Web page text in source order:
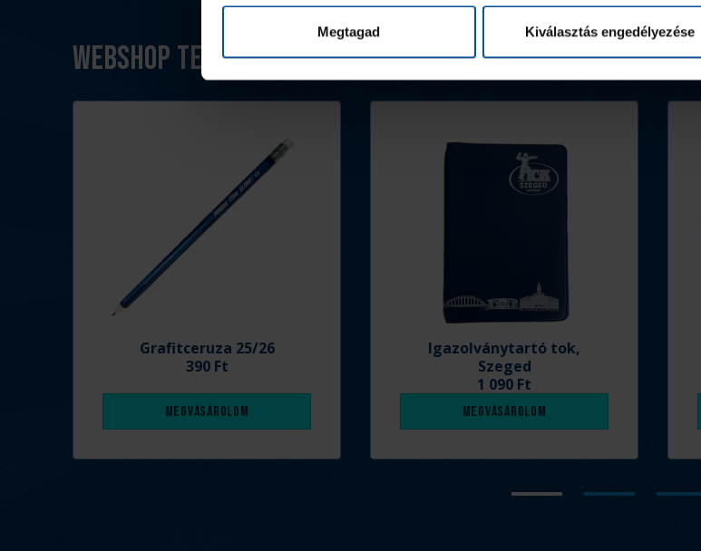
Megtagad Kiválasztás engedélyezése
Webshop termékek
Grafitceruza 25/26
390 Ft
Megvásárolom
Igazolványtartó tok,
Szeged
1 090 Ft
Megvásárolom